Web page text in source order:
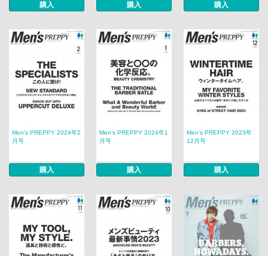
購入 購入 購入
Men’s PREPPY 2024年2
月号
購入
Men’s PREPPY 2024年1
月号
購入
Men’s PREPPY 2023年
12月号
購入